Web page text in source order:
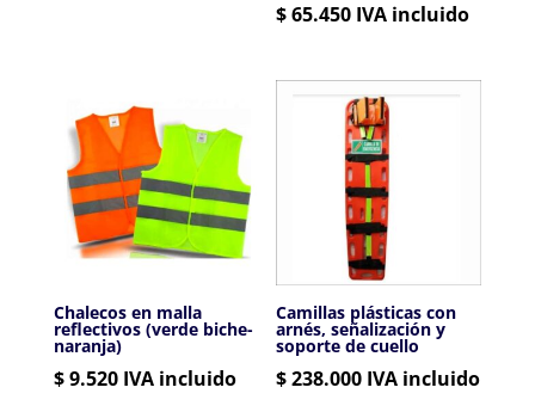
$65.450 IVA incluido
Chalecos en malla
reflectivos (verde biche-
naranja)
$9.520 IVA incluido
Camillas plásticas con
arnés, señalización y
soporte de cuello
$238.000 IVA incluido